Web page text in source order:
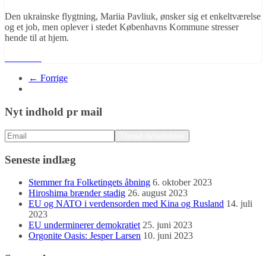
Den ukrainske flygtning, Mariia Pavliuk, ønsker sig et enkeltværelse
og et job, men oplever i stedet Københavns Kommune stresser
hende til at hjem.
← Forrige
Nyt indhold pr mail
Seneste indlæg
Stemmer fra Folketingets åbning 6. oktober 2023
Hiroshima brænder stadig 26. august 2023
EU og NATO i verdensorden med Kina og Rusland 14. juli
2023
EU underminerer demokratiet 25. juni 2023
Orgonite Oasis: Jesper Larsen 10. juni 2023